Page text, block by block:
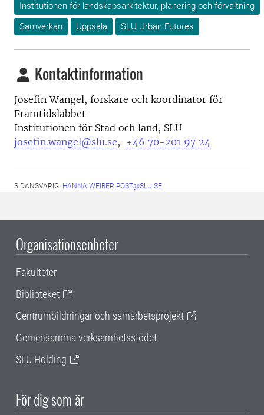
Institutionen för landskapsarkitektur, planering och förvaltning
Samverkan
Uppsala SLU Urban Futures
Kontaktinformation
Josefin Wangel, forskare och koordinator för
Framtidslabbet
Institutionen för Stad och land, SLU
josefin.wangel@slu.se, +46 70-201 97 24
SIDANSVARIG: HANNA.WEIBER.POST@SLU.SE
Organisationsenheter
Fakulteter
Biblioteket
Centrumbildningar och samarbetsprojekt
Gemensamma verksamhetsstödet
SLU Holding
För dig som är